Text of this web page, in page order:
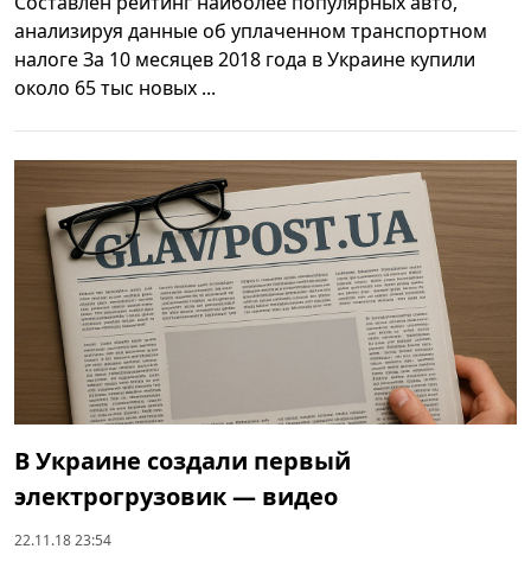
анализируя данные об уплаченном транспортном
налоге За 10 месяцев 2018 года в Украине купили
около 65 тыс новых ...
В Украине создали первый
электрогрузовик — видео
22.11.18 23:54